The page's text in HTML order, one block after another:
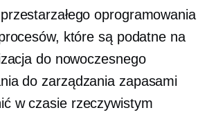
oprogramowania
które są podatne na
do nowoczesnego
do zarządzania zapasami
w czasie rzeczywistym